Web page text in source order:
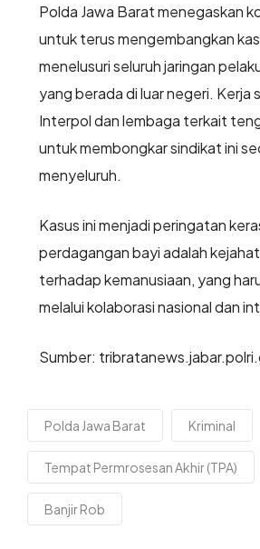
Polda Jawa Barat menegaskan
untuk terus mengembangkan
menelusuri seluruh jaringan
yang berada di luar negeri. Kerja
Interpol dan lembaga terkait
untuk membongkar sindikat ini
menyeluruh.
Kasus ini menjadi peringatan
perdagangan bayi adalah
terhadap kemanusiaan, yang
melalui kolaborasi nasional dan
Sumber:
Polda Jawa Barat Kriminal
Tempat Permrosesan Akhir (TPA)
Banjir Rob